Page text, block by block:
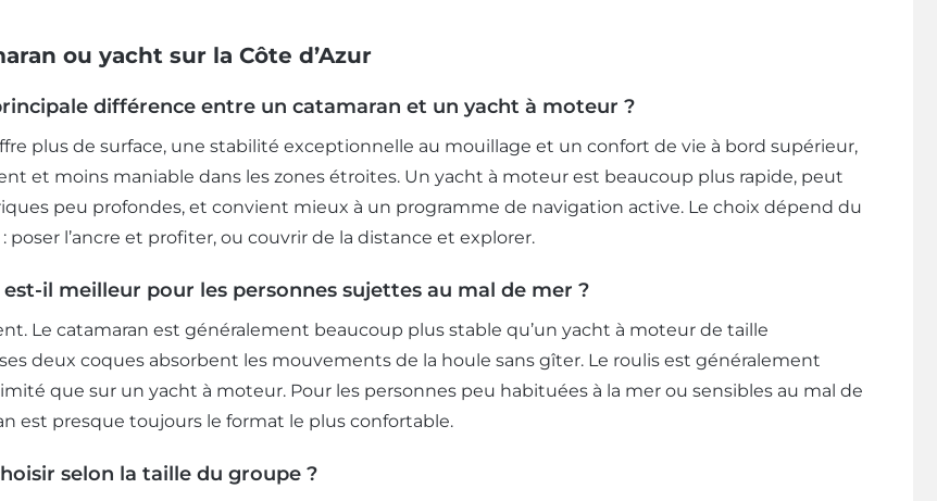
ou yacht sur la Côte d’Azur
différence entre un catamaran et un yacht à moteur ?
plus de surface, une stabilité exceptionnelle au mouillage et un confort de vie à bord supérieur,
et moins maniable dans les zones étroites. Un yacht à moteur est beaucoup plus rapide, peut
peu profondes, et convient mieux à un programme de navigation active. Le choix dépend du
poser l’ancre et profiter, ou couvrir de la distance et explorer.
il meilleur pour les personnes sujettes au mal de mer ?
Le catamaran est généralement beaucoup plus stable qu’un yacht à moteur de taille
deux coques absorbent les mouvements de la houle sans gîter. Le roulis est généralement
que sur un yacht à moteur. Pour les personnes peu habituées à la mer ou sensibles au mal de
est presque toujours le format le plus confortable.
selon la taille du groupe ?